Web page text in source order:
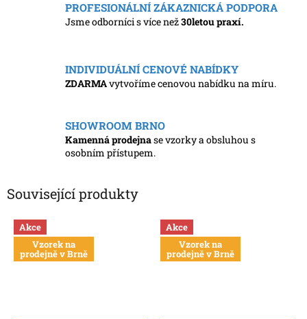
PROFESIONÁLNÍ ZÁKAZNICKÁ PODPORA
Jsme odborníci s více než30letou praxí.
INDIVIDUÁLNÍ CENOVÉ NABÍDKY
ZDARMAvytvoříme cenovou nabídku na míru.
SHOWROOM BRNO
Kamenná prodejnase vzorky a obsluhou s
osobním přístupem.
Související produkty
Akce
Vzorek na
prodejně v Brně
Akce
Vzorek na
prodejně v Brně